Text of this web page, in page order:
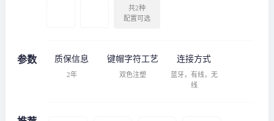
共2种
配置可选
参数 质保信息
2年
键帽字符工艺
双色注塑
连接方式
蓝牙，有线，无
线